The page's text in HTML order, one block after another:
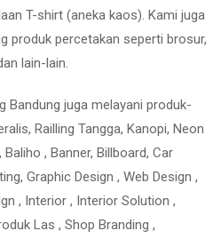
T-shirt (aneka kaos). Kami juga
produk percetakan seperti brosur,
lain-lain.
Bandung juga melayani produk-
Railling Tangga, Kanopi, Neon
, Banner, Billboard, Car
Graphic Design , Web Design ,
, Interior , Interior Solution ,
Las , Shop Branding ,